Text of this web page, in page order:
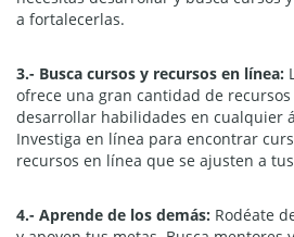
a fortalecerlas.
3.- Busca cursos y recursos en línea:
ofrece una gran cantidad de
desarrollar habilidades en cualquier
Investiga en línea para encontrar
recursos en línea que se ajusten a
4.- Aprende de los demás: Rodéate